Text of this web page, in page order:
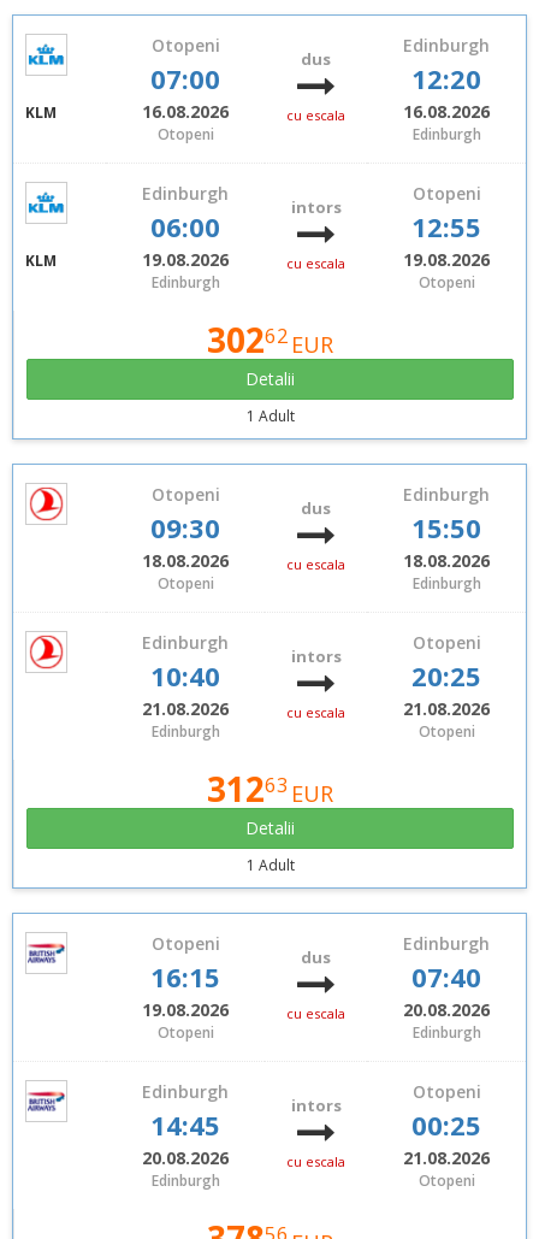
KLM
Otopeni
07:00
16.08.2026
Otopeni
dus
cu escala
Edinburgh
12:20
16.08.2026
Edinburgh
KLM
Edinburgh
06:00
19.08.2026
Edinburgh
intors
cu escala
Otopeni
12:55
19.08.2026
Otopeni
30262 EUR
Detalii
1 Adult
Otopeni
09:30
18.08.2026
Otopeni
dus
cu escala
Edinburgh
15:50
18.08.2026
Edinburgh
Edinburgh
10:40
21.08.2026
Edinburgh
intors
cu escala
Otopeni
20:25
21.08.2026
Otopeni
31263 EUR
Detalii
1 Adult
Otopeni
16:15
19.08.2026
Otopeni
dus
cu escala
Edinburgh
07:40
20.08.2026
Edinburgh
Edinburgh
14:45
20.08.2026
Edinburgh
intors
cu escala
Otopeni
00:25
21.08.2026
Otopeni
56